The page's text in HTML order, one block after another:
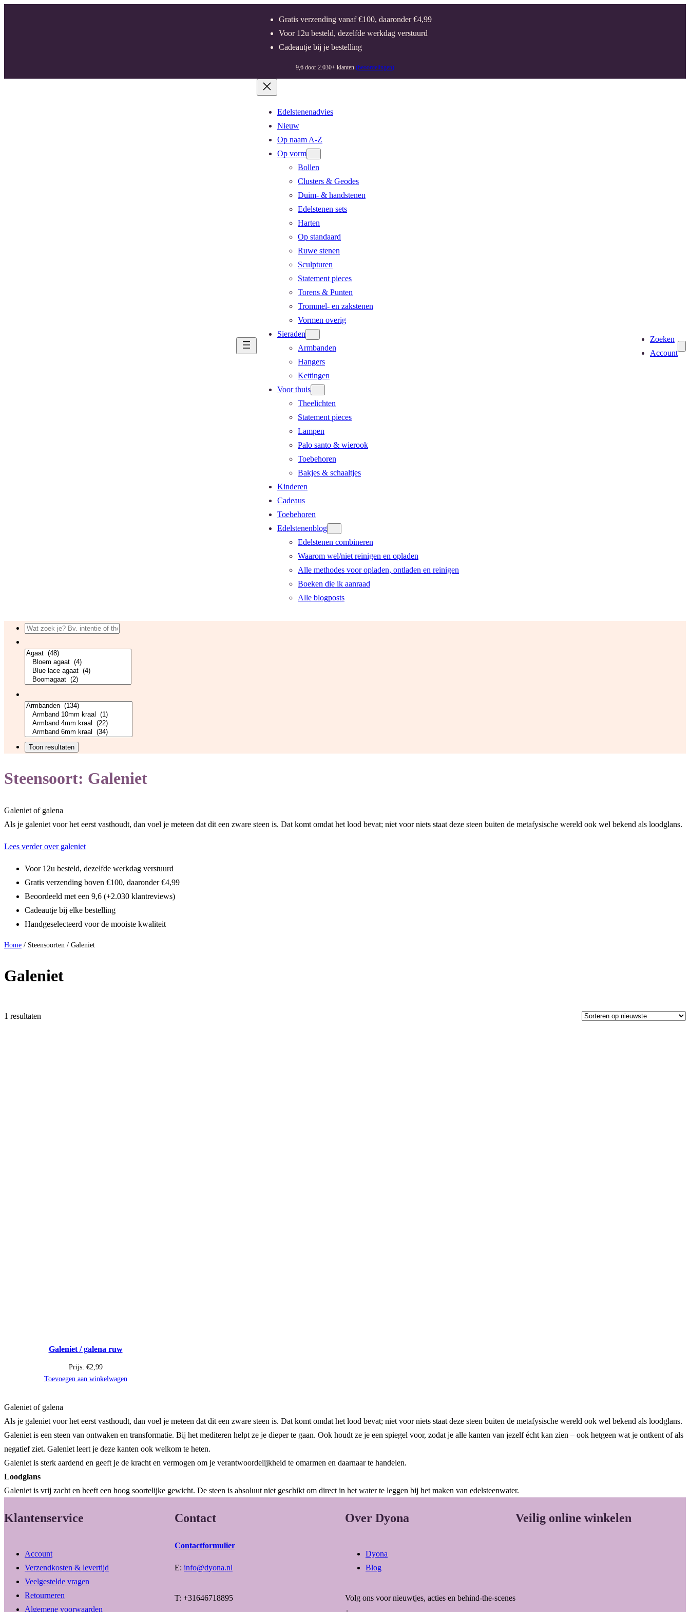
Gratis verzending vanaf €100, daaronder €4,99
Voor 12u besteld, dezelfde werkdag verstuurd
Cadeautje bij je bestelling
9,6 door 2.030+ klanten (beoordelingen)
Edelstenenadvies
Nieuw
Op naam A-Z
Op vorm
Bollen
Clusters & Geodes
Duim- & handstenen
Edelstenen sets
Harten
Op standaard
Ruwe stenen
Sculpturen
Statement pieces
Torens & Punten
Trommel- en zakstenen
Vormen overig
Sieraden
Armbanden
Hangers
Kettingen
Voor thuis
Theelichten
Statement pieces
Lampen
Palo santo & wierook
Toebehoren
Bakjes & schaaltjes
Kinderen
Cadeaus
Toebehoren
Edelstenenblog
Edelstenen combineren
Waarom wel/niet reinigen en opladen
Alle methodes voor opladen, ontladen en reinigen
Boeken die ik aanraad
Alle blogposts
Zoeken
Account
Steensoort: Galeniet
Galeniet of galena
Als je galeniet voor het eerst vasthoudt, dan voel je meteen dat dit een zware steen is. Dat komt omdat het lood bevat; niet voor niets staat deze steen buiten de metafysische wereld ook wel bekend als loodglans.
Lees verder over galeniet
Voor 12u besteld, dezelfde werkdag verstuurd
Gratis verzending boven €100, daaronder €4,99
Beoordeeld met een 9,6 (+2.030 klantreviews)
Cadeautje bij elke bestelling
Handgeselecteerd voor de mooiste kwaliteit
Home / Steensoorten / Galeniet
Galeniet
1 resultaten
Galeniet / galena ruw
Prijs: €2,99
Toevoegen aan winkelwagen
Galeniet of galena
Als je galeniet voor het eerst vasthoudt, dan voel je meteen dat dit een zware steen is. Dat komt omdat het lood bevat; niet voor niets staat deze steen buiten de metafysische wereld ook wel bekend als loodglans.
Galeniet is een steen van ontwaken en transformatie. Bij het mediteren helpt ze je dieper te gaan. Ook houdt ze je een spiegel voor, zodat je alle kanten van jezelf écht kan zien – ook hetgeen wat je ontkent of als
negatief ziet. Galeniet leert je deze kanten ook welkom te heten.
Galeniet is sterk aardend en geeft je de kracht en vermogen om je verantwoordelijkheid te omarmen en daarnaar te handelen.
Loodglans
Galeniet is vrij zacht en heeft een hoog soortelijke gewicht. De steen is absoluut niet geschikt om direct in het water te leggen bij het maken van edelsteenwater.
Klantenservice
Account
Verzendkosten & levertijd
Veelgestelde vragen
Retourneren
Algemene voorwaarden
Contact
Contactformulier
E: info@dyona.nl
T: +31646718895
Over Dyona
Dyona
Blog
Volg ons voor nieuwtjes, acties en behind-the-scenes
Veilig online winkelen